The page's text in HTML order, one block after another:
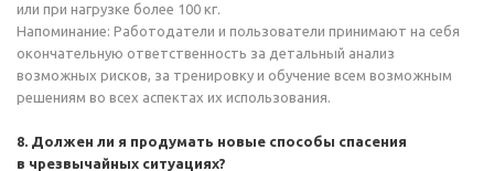
или при нагрузке более 100 кг.
Напоминание: Работодатели и пользователи принимают на себя
окончательную ответственность за детальный анализ
возможных рисков, за тренировку и обучение всем возможным
решениям во всех аспектах их использования.
8. Должен ли я продумать новые способы спасения
в чрезвычайных ситуациях?